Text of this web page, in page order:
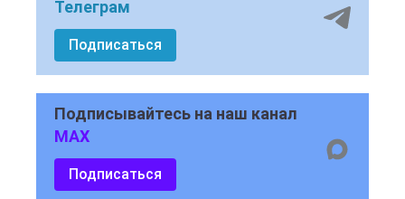
Телеграм
Подписаться
Подписывайтесь на наш канал
MAX
Подписаться